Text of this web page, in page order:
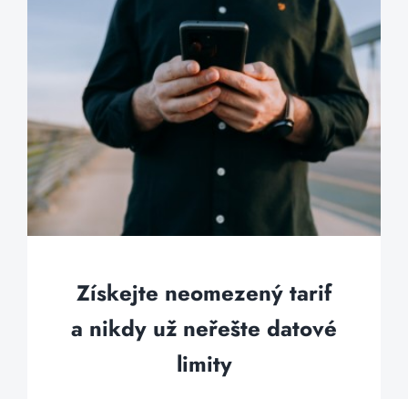
Získejte neomezený tarif
a nikdy už neřešte datové
limity